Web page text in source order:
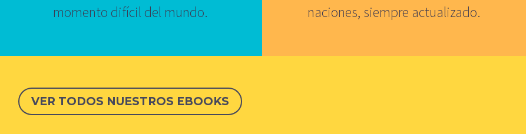
momento difícil del mundo.
naciones, siempre actualizado.
VER TODOS NUESTROS EBOOKS